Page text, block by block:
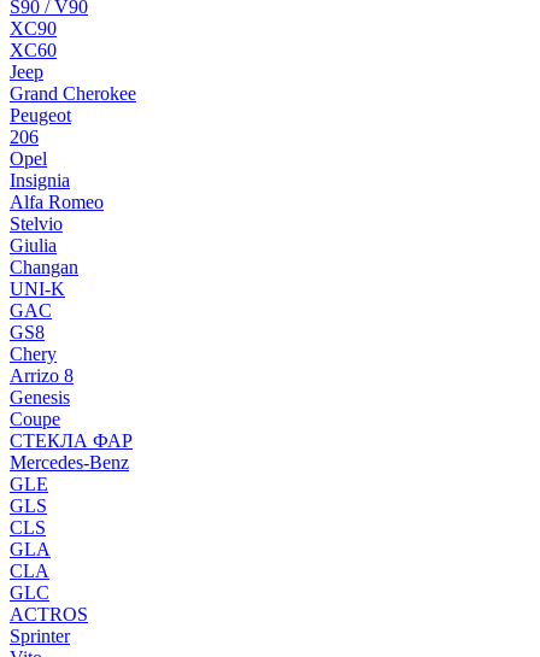
S90 / V90
XC90
XC60
Jeep
Grand Cherokee
Peugeot
206
Opel
Insignia
Alfa Romeo
Stelvio
Giulia
Changan
UNI-K
GAC
GS8
Chery
Arrizo 8
Genesis
Coupe
СТЕКЛА ФАР
Mercedes-Benz
GLE
GLS
CLS
GLA
CLA
GLC
ACTROS
Sprinter